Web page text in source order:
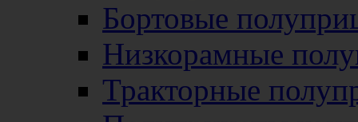
Бортовые
Низкорамные
Тракторные